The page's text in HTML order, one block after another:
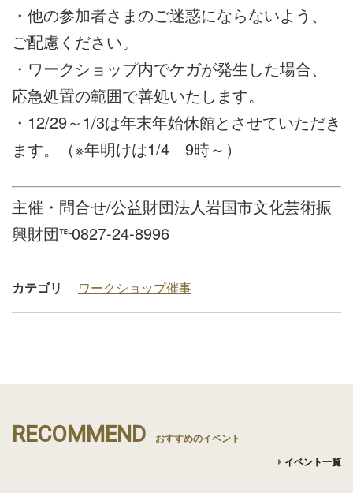
・他の参加者さまのご迷惑にならないよう、
ご配慮ください。
・ワークショップ内でケガが発生した場合、
応急処置の範囲で善処いたします。
・12/29～1/3は年末年始休館とさせていただき
ます。（※年明けは1/4 9時～）
主催・問合せ/公益財団法人岩国市文化芸術振
興財団℡0827-24-8996
カテゴリ ワークショップ催事
RECOMMEND
おすすめのイベント
イベント一覧